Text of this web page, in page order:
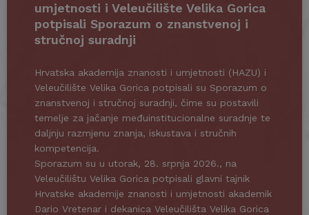
umjetnosti i Veleučilište Velika Gorica
potpisali Sporazum o znanstvenoj i
stručnoj suradnji
Hrvatska akademija znanosti i umjetnosti (HAZU) i
Veleučilište Velika Gorica potpisali su Sporazum o
znanstvenoj i stručnoj suradnji, čime su postavili
temelje za jačanje međuinstitucionalne suradnje te
daljnju razmjenu znanja, iskustava i stručnih
kompetencija.
Sporazum su u utorak, 28. srpnja 2026., na
Veleučilištu Velika Gorica potpisali glavni tajnik
Hrvatske akademije znanosti i umjetnosti akademik
Dario Vretenar i dekanica Veleučilišta Velika Gorica